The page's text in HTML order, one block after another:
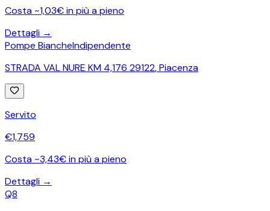
Costa ~1,03€ in più a pieno
Dettagli →
Pompe BiancheIndipendente
STRADA VAL NURE KM 4,176 29122,Piacenza
Servito
€1,759
Costa ~3,43€ in più a pieno
Dettagli →
Q8